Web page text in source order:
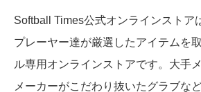
Softball Times公式オンラインストア
プレーヤー達が厳選したアイテムを
ル専用オンラインストアです。大手
メーカーがこだわり抜いたグラブな